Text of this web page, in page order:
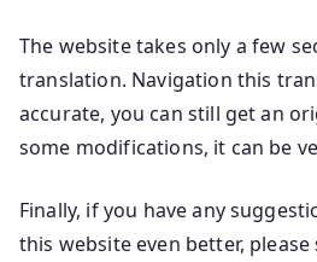
The website takes only a few
translation. Navigation this
accurate, you can still get an
some modifications, it can be
Finally, if you have any
this website even better,